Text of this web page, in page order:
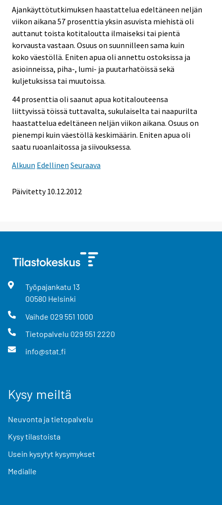
Ajankäyttötutkimuksen haastattelua edeltäneen neljän
viikon aikana 57 prosenttia yksin asuvista miehistä oli
auttanut toista kotitaloutta ilmaiseksi tai pientä
korvausta vastaan. Osuus on suunnilleen sama kuin
koko väestöllä. Eniten apua oli annettu ostoksissa ja
asioinneissa, piha-, lumi- ja puutarhatöissä sekä
kuljetuksissa tai muutoissa.
44 prosenttia oli saanut apua kotitalouteensa
liittyvissä töissä tuttavalta, sukulaiselta tai naapurilta
haastattelua edeltäneen neljän viikon aikana. Osuus on
pienempi kuin väestöllä keskimäärin. Eniten apua oli
saatu ruoanlaitossa ja siivouksessa.
Alkuun Edellinen Seuraava
Päivitetty 10.12.2012
Työpajankatu 13
00580 Helsinki
Vaihde 029 551 1000
Tietopalvelu 029 551 2220
info@stat.fi
Kysy meiltä
Neuvonta ja tietopalvelu
Kysy tilastoista
Usein kysytyt kysymykset
Medialle